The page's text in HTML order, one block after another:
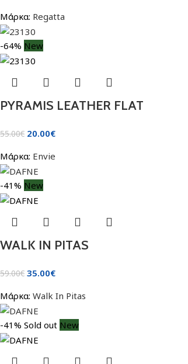
Μάρκα: Regatta
-64% New
PYRAMIS LEATHER FLAT
55.00€ 20.00€
Μάρκα: Envie
-41% New
WALK IN PITAS
59.00€ 35.00€
Μάρκα: Walk In Pitas
-41% Sold out New